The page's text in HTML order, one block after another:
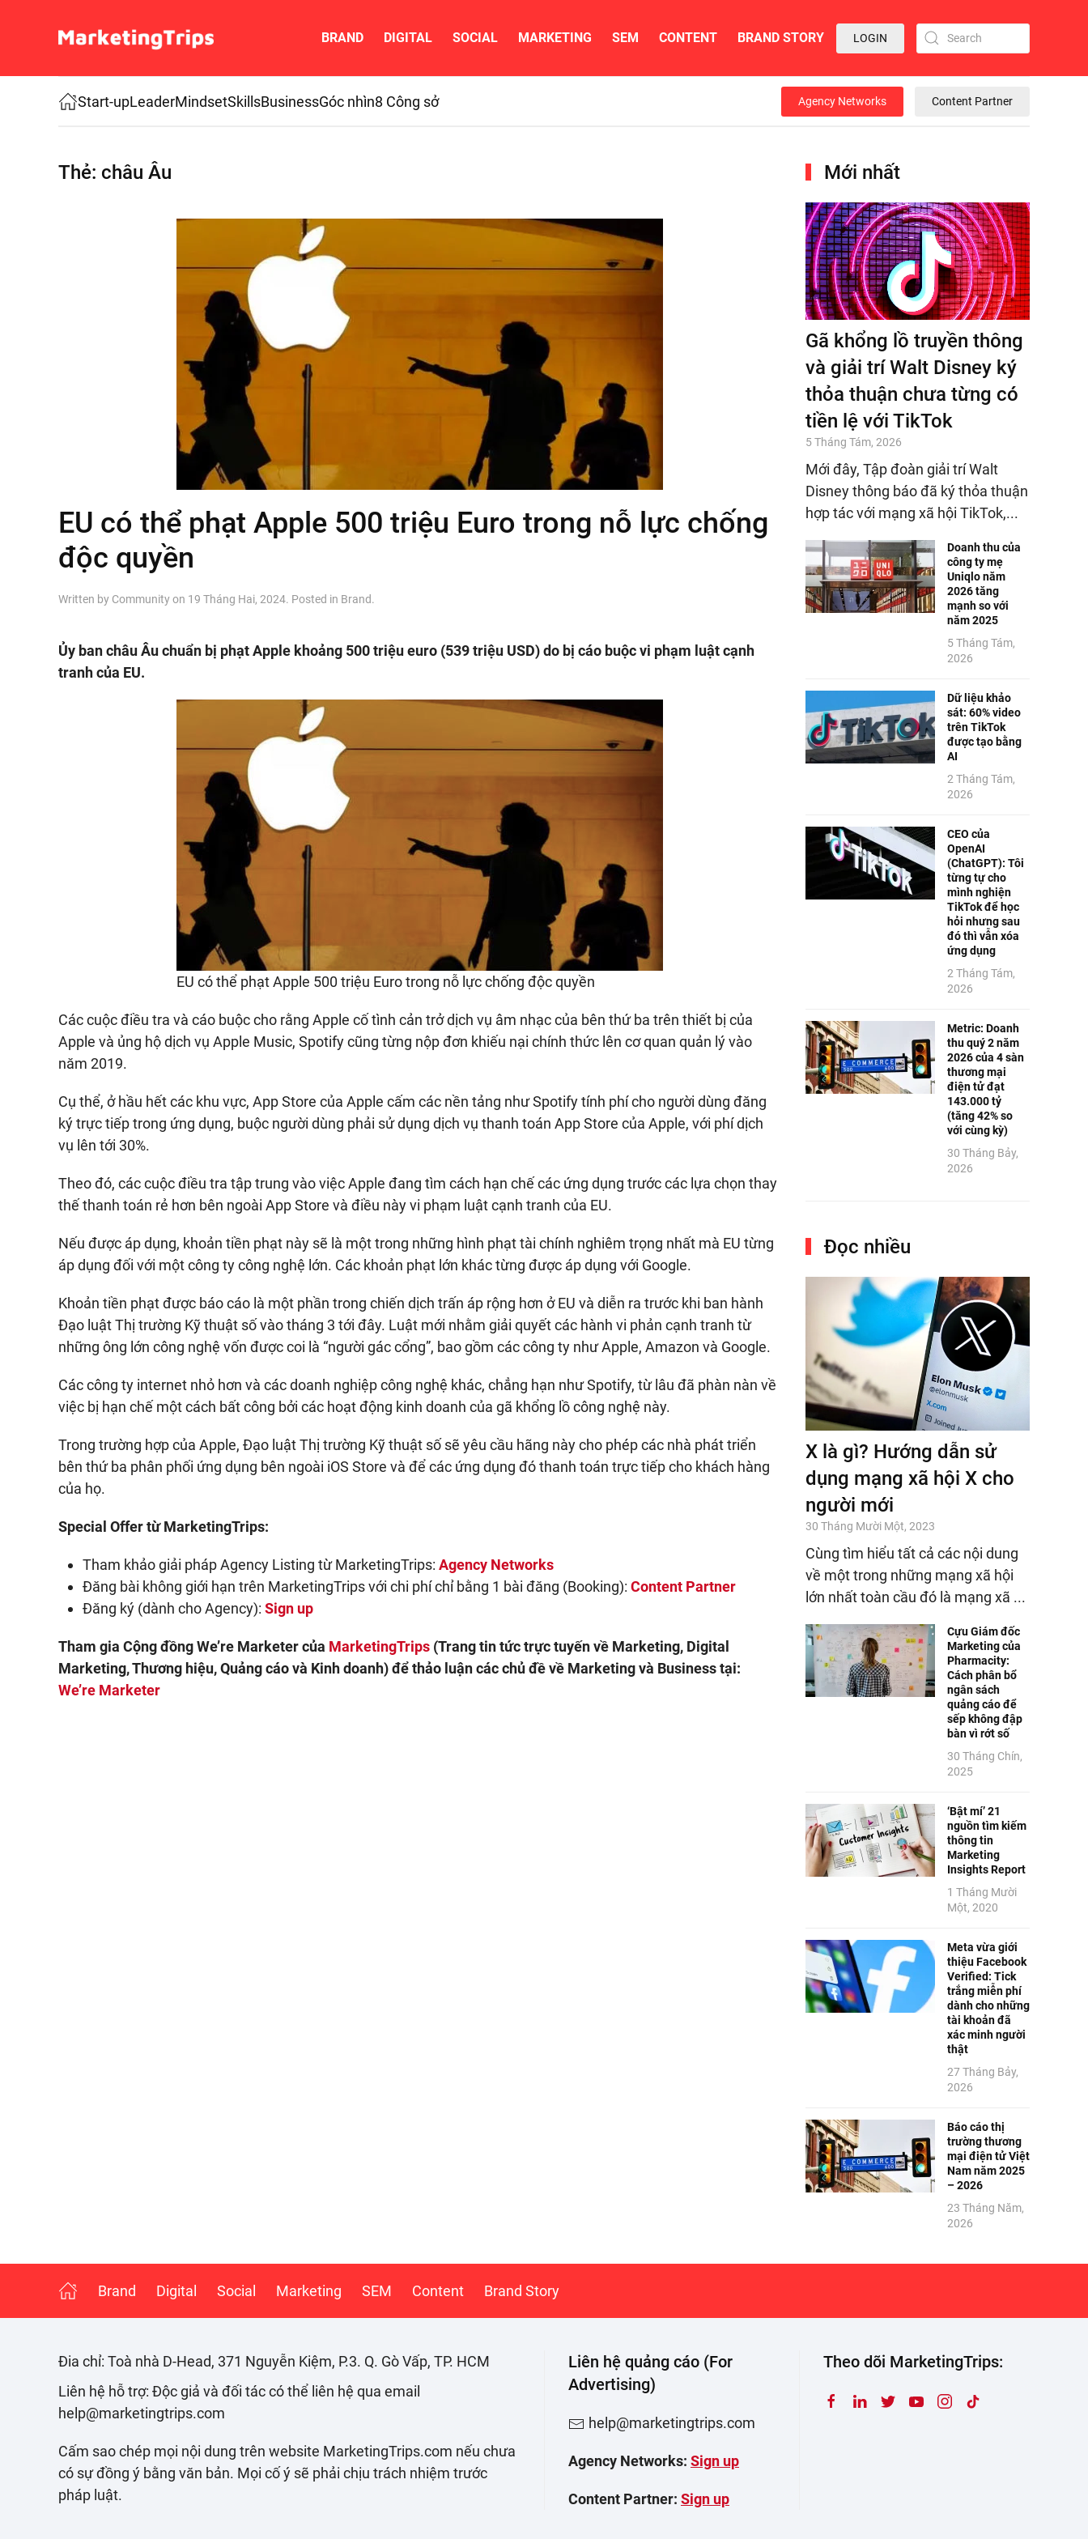
Skip to main content
BRAND DIGITAL SOCIAL MARKETING SEM CONTENT BRAND STORY LOGIN
Start-upLeaderMindsetSkillsBusinessGóc nhìn8 Công sở Agency Networks Content Partner
Thẻ: châu Âu
EU có thể phạt Apple 500 triệu Euro trong nỗ lực chống
độc quyền
Written by Communityon 19 Tháng Hai, 2024. Posted in Brand.
Ủy ban châu Âu chuẩn bị phạt Apple khoảng 500 triệu euro (539 triệu USD) do bị cáo buộc vi phạm luật cạnh
tranh của EU.
EU có thể phạt Apple 500 triệu Euro trong nỗ lực chống độc quyền
Các cuộc điều tra và cáo buộc cho rằng Apple cố tình cản trở dịch vụ âm nhạc của bên thứ ba trên thiết bị của
Apple và ủng hộ dịch vụ Apple Music, Spotify cũng từng nộp đơn khiếu nại chính thức lên cơ quan quản lý vào
năm 2019.
Cụ thể, ở hầu hết các khu vực, App Store của Apple cấm các nền tảng như Spotify tính phí cho người dùng đăng
ký trực tiếp trong ứng dụng, buộc người dùng phải sử dụng dịch vụ thanh toán App Store của Apple, với phí dịch
vụ lên tới 30%.
Theo đó, các cuộc điều tra tập trung vào việc Apple đang tìm cách hạn chế các ứng dụng trước các lựa chọn thay
thế thanh toán rẻ hơn bên ngoài App Store và điều này vi phạm luật cạnh tranh của EU.
Nếu được áp dụng, khoản tiền phạt này sẽ là một trong những hình phạt tài chính nghiêm trọng nhất mà EU từng
áp dụng đối với một công ty công nghệ lớn. Các khoản phạt lớn khác từng được áp dụng với Google.
Khoản tiền phạt được báo cáo là một phần trong chiến dịch trấn áp rộng hơn ở EU và diễn ra trước khi ban hành
Đạo luật Thị trường Kỹ thuật số vào tháng 3 tới đây. Luật mới nhằm giải quyết các hành vi phản cạnh tranh từ
những ông lớn công nghệ vốn được coi là “người gác cổng”, bao gồm các công ty như Apple, Amazon và Google.
Các công ty internet nhỏ hơn và các doanh nghiệp công nghệ khác, chẳng hạn như Spotify, từ lâu đã phàn nàn về
việc bị hạn chế một cách bất công bởi các hoạt động kinh doanh của gã khổng lồ công nghệ này.
Trong trường hợp của Apple, Đạo luật Thị trường Kỹ thuật số sẽ yêu cầu hãng này cho phép các nhà phát triển
bên thứ ba phân phối ứng dụng bên ngoài iOS Store và để các ứng dụng đó thanh toán trực tiếp cho khách hàng
của họ.
Special Offer từ MarketingTrips:
Tham khảo giải pháp Agency Listing từ MarketingTrips: Agency Networks
Đăng bài không giới hạn trên MarketingTrips với chi phí chỉ bằng 1 bài đăng (Booking): Content Partner
Đăng ký (dành cho Agency): Sign up
Tham gia Cộng đồng We’re Marketer của MarketingTrips (Trang tin tức trực tuyến về Marketing, Digital
Marketing, Thương hiệu, Quảng cáo và Kinh doanh) để thảo luận các chủ đề về Marketing và Business tại:
We’re Marketer
Mới nhất
Gã khổng lồ truyền thông
và giải trí Walt Disney ký
thỏa thuận chưa từng có
tiền lệ với TikTok
5 Tháng Tám, 2026
Mới đây, Tập đoàn giải trí Walt
Disney thông báo đã ký thỏa thuận
hợp tác với mạng xã hội TikTok,...
Doanh thu của
công ty mẹ
Uniqlo năm
2026 tăng
mạnh so với
năm 2025
5 Tháng Tám,
2026
Dữ liệu khảo
sát: 60% video
trên TikTok
được tạo bằng
AI
2 Tháng Tám,
2026
CEO của
OpenAI
(ChatGPT): Tôi
từng tự cho
mình nghiện
TikTok để học
hỏi nhưng sau
đó thì vẫn xóa
ứng dụng
2 Tháng Tám,
2026
Metric: Doanh
thu quý 2 năm
2026 của 4 sàn
thương mại
điện tử đạt
143.000 tỷ
(tăng 42% so
với cùng kỳ)
30 Tháng Bảy,
2026
Đọc nhiều
X là gì? Hướng dẫn sử
dụng mạng xã hội X cho
người mới
30 Tháng Mười Một, 2023
Cùng tìm hiểu tất cả các nội dung
về một trong những mạng xã hội
lớn nhất toàn cầu đó là mạng xã ...
Cựu Giám đốc
Marketing của
Pharmacity:
Cách phân bổ
ngân sách
quảng cáo để
sếp không đập
bàn vì rớt số
30 Tháng Chín,
2025
‘Bật mí’ 21
nguồn tìm kiếm
thông tin
Marketing
Insights Report
1 Tháng Mười
Một, 2020
Meta vừa giới
thiệu Facebook
Verified: Tick
trắng miễn phí
dành cho những
tài khoản đã
xác minh người
thật
27 Tháng Bảy,
2026
Báo cáo thị
trường thương
mại điện tử Việt
Nam năm 2025
– 2026
23 Tháng Năm,
2026
Brand Digital Social Marketing SEM Content Brand Story
Đia chỉ: Toà nhà D-Head, 371 Nguyễn Kiệm, P.3. Q. Gò Vấp, TP. HCM
Liên hệ hỗ trợ: Độc giả và đối tác có thể liên hệ qua email
help@marketingtrips.com
Cấm sao chép mọi nội dung trên website MarketingTrips.com nếu chưa
có sự đồng ý bằng văn bản. Mọi cố ý sẽ phải chịu trách nhiệm trước
pháp luật.
Liên hệ quảng cáo (For
Advertising)
help@marketingtrips.com
Agency Networks: Sign up
Content Partner: Sign up
Theo dõi MarketingTrips: